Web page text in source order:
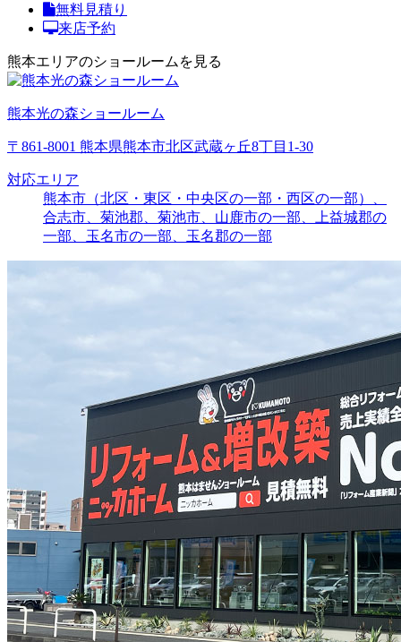
無料見積り
来店予約
熊本エリアのショールームを見る
熊本光の森ショールーム
〒861-8001 熊本県熊本市北区武蔵ヶ丘8丁目1-30
対応エリア
熊本市（北区・東区・中央区の一部・西区の一部）、
合志市、菊池郡、菊池市、山鹿市の一部、上益城郡の
一部、玉名市の一部、玉名郡の一部